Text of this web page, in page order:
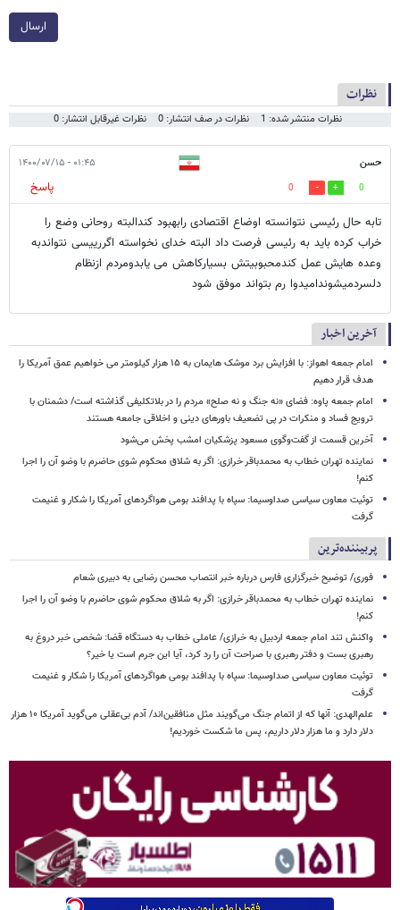
ارسال
نظرات
نظرات منتشر شده: 1 نظرات در صف انتشار: 0 نظرات غیرقابل انتشار: 0
حسن ۰۱:۴۵ - ۱۴۰۰/۰۷/۱۵
0
0
پاسخ
تابه حال رئیسی نتوانسته اوضاع اقتصادی رابهبود کندالبته روحانی وضع را
خراب کرده باید به رئیسی فرصت داد البته خدای نخواسته اگررییسی نتواندبه
وعده هایش عمل کندمحبوبیتش بسیارکاهش می یابدومردم ازنظام
دلسردمیشوندامیدوا رم بتواند موفق شود
آخرین اخبار
امام‌ جمعه اهواز: با افزایش برد موشک هایمان به ۱۵ هزار کیلومتر می خواهیم عمق آمریکا را
هدف قرار دهیم
امام جمعه پاوه: فضای «نه جنگ و نه صلح» مردم را در بلاتکلیفی گذاشته است/ دشمنان با
ترویج فساد و منکرات در پی تضعیف باورهای دینی و اخلاقی جامعه هستند
آخرین قسمت از گفت‌وگوی مسعود پزشکیان امشب پخش می‌شود
نماینده تهران خطاب به محمدباقر خرازی: اگر به شلاق محکوم شوی حاضرم با وضو آن را اجرا
کنم!
توئیت معاون سیاسی صداوسیما: سپاه با پدافند بومی هواگردهای آمریکا را شکار و غنیمت
گرفت
پربیننده‌ترین
فوری/ توضیح خبرگزاری فارس درباره خبر انتصاب محسن رضایی به دبیری شعام
نماینده تهران خطاب به محمدباقر خرازی: اگر به شلاق محکوم شوی حاضرم با وضو آن را اجرا
کنم!
واکنش تند امام جمعه اردبیل به خرازی/ عاملی خطاب به دستگاه قضا: شخصی خبر دروغ به
رهبری بست و دفتر رهبری با صراحت آن را رد کرد، آیا این جرم است یا خیر؟
توئیت معاون سیاسی صداوسیما: سپاه با پدافند بومی هواگردهای آمریکا را شکار و غنیمت
گرفت
علم‌الهدی: آنها که از اتمام جنگ می‌گویند مثل منافقین‌اند/ آدم بی‌عقلی می‌گوید آمریکا ۱۰ هزار
دلار دارد و ما هزار دلار داریم، پس ما شکست خوردیم!